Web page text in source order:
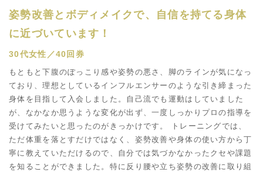
姿勢改善とボディメイクで、自信を持てる身体
に近づいています！
30代女性／40回券
もともと下腹のぽっこり感や姿勢の悪さ、脚のラインが気になっ
ており、理想としているインフルエンサーのような引き締まった
身体を目指して入会しました。自己流でも運動はしていました
が、なかなか思うような変化が出ず、一度しっかりプロの指導を
受けてみたいと思ったのがきっかけです。 トレーニングでは、
ただ体重を落とすだけではなく、姿勢改善や身体の使い方から丁
寧に教えていただけるので、自分では気づかなかったクセや課題
を知ることができました。特に反り腰や立ち姿勢の改善に取り組